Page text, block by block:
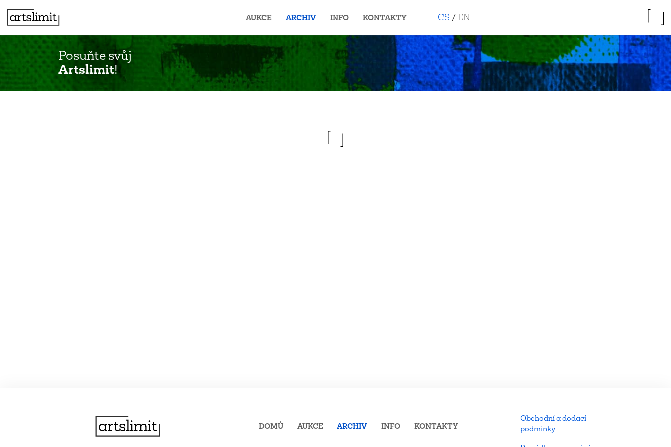
AUKCE ARCHIV INFO KONTAKTY CS / EN
Posuňte svůj
Artslimit!
DOMŮ AUKCE ARCHIV INFO KONTAKTY
Obchodní a dodací
podmínky